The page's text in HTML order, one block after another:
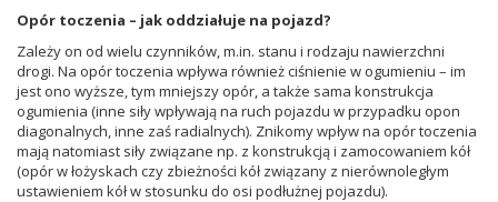
Opór toczenia – jak oddziałuje na pojazd?
Zależy on od wielu czynników, m.in. stanu i rodzaju nawierzchni
drogi. Na opór toczenia wpływa również ciśnienie w ogumieniu – im
jest ono wyższe, tym mniejszy opór, a także sama konstrukcja
ogumienia (inne siły wpływają na ruch pojazdu w przypadku opon
diagonalnych, inne zaś radialnych). Znikomy wpływ na opór toczenia
mają natomiast siły związane np. z konstrukcją i zamocowaniem kół
(opór w łożyskach czy zbieżności kół związany z nierównoległym
ustawieniem kół w stosunku do osi podłużnej pojazdu).